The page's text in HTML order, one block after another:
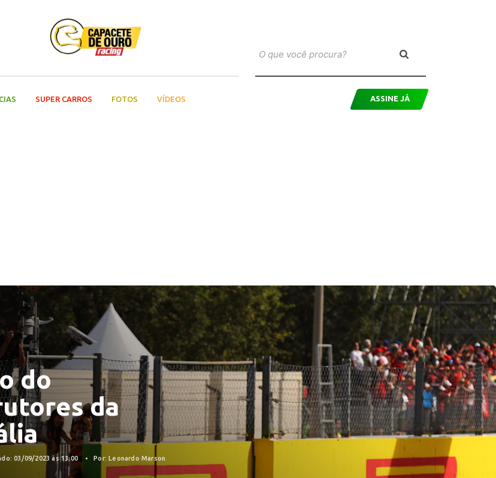
SUPER CARROS FOTOS VÍDEOS ASSINE JÁ
do
da
03/09/2023 às 13:00 Por: Leonardo Marson